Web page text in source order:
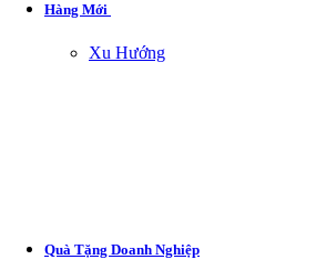
Hàng Mới
Xu Hướng
Quà Tặng Doanh Nghiệp